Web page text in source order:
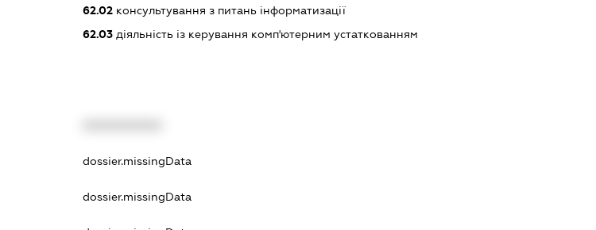
62.02консультування з питань інформатизації
62.03діяльність із керування комп'ютерним устаткованням
dossier.missingData
dossier.missingData